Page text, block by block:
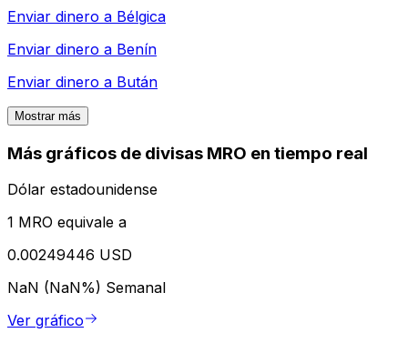
Enviar dinero a Bélgica
Enviar dinero a Benín
Enviar dinero a Bután
Mostrar más
Más gráficos de divisas MRO en tiempo real
Dólar estadounidense
1 MRO equivale a
0.00249446 USD
NaN (NaN%) Semanal
Ver gráfico